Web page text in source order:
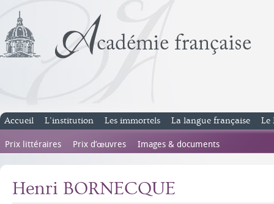
Accueil L’institution Les immortels La langue française Le
Prix littéraires Prix d’œuvres Images & documents
Henri BORNECQUE